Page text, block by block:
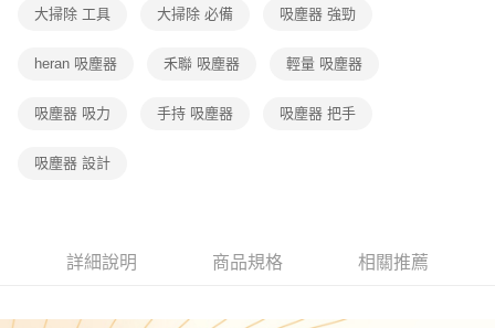
大掃除 工具 大掃除 必備 吸塵器 強勁
heran 吸塵器 禾聯 吸塵器 輕量 吸塵器
吸塵器 吸力 手持 吸塵器 吸塵器 把手
吸塵器 設計
詳細說明 商品規格 相關推薦